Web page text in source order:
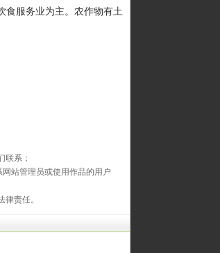
食服务业为主。农作物有土
联系；
站管理员或使用作品的用户
责任。